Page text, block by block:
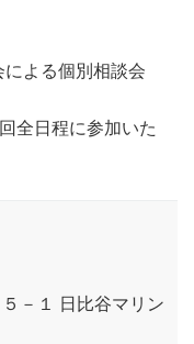
よる個別相談会
全日程に参加いた
－１ 日比谷マリン